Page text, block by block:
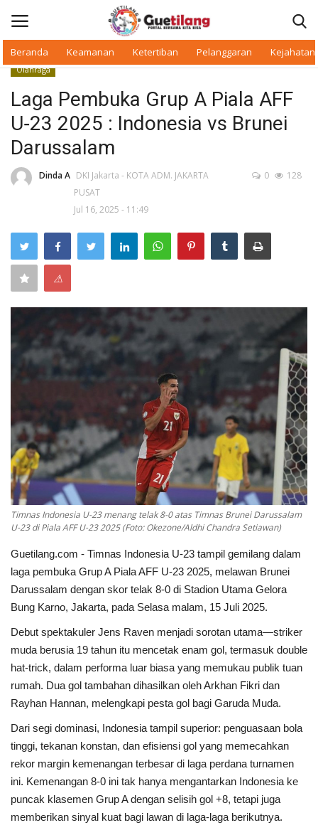
Beranda Keamanan Ketertiban Pelanggaran Kejahatan
Beranda
Makan Bergizi
Warkop Digital
Pelanggaran
Ketertiban
Keamanan
Kejahatan
Cybers Event
UMKM & Ekonomi Kreatif
Pekerja Migran Indonesia
Ekonomi
Pendidikan
Informasi Journalism
Olahraga
Kesehatan
Layanan Publik
Perempuan/Anak
Olahraga
Laga Pembuka Grup A Piala AFF
U‑23 2025 : Indonesia vs Brunei
Darussalam
Dinda A DKI Jakarta - KOTA ADM. JAKARTA
PUSAT
Jul 16, 2025 - 11:49
0 128
⚠
Timnas Indonesia U-23 menang telak 8-0 atas Timnas Brunei Darussalam
U-23 di Piala AFF U-23 2025 (Foto: Okezone/Aldhi Chandra Setiawan)
Guetilang.com - Timnas Indonesia U‑23 tampil gemilang dalam
laga pembuka Grup A Piala AFF U‑23 2025, melawan Brunei
Darussalam dengan skor telak 8‑0 di Stadion Utama Gelora
Bung Karno, Jakarta, pada Selasa malam, 15 Juli 2025.
Debut spektakuler Jens Raven menjadi sorotan utama—striker
muda berusia 19 tahun itu mencetak enam gol, termasuk double
hat‑trick, dalam performa luar biasa yang memukau publik tuan
rumah. Dua gol tambahan dihasilkan oleh Arkhan Fikri dan
Rayhan Hannan, melengkapi pesta gol bagi Garuda Muda.
Dari segi dominasi, Indonesia tampil superior: penguasaan bola
tinggi, tekanan konstan, dan efisiensi gol yang memecahkan
rekor margin kemenangan terbesar di laga perdana turnamen
ini. Kemenangan 8-0 ini tak hanya mengantarkan Indonesia ke
puncak klasemen Grup A dengan selisih gol +8, tetapi juga
memberikan sinyal kuat bagi lawan di laga-laga berikutnya.